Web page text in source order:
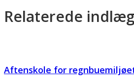
Relaterede indlæg
Aftenskole for